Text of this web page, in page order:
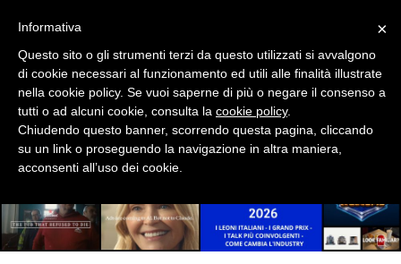
CINEMA
DIGITALE
EDITORIA
RADIO / AUDIO
×
Informativa
Questo sito o gli strumenti terzi da questo utilizzati si avvalgono
di cookie necessari al funzionamento ed utili alle finalità illustrate
nella cookie policy. Se vuoi saperne di più o negare il consenso a
tutti o ad alcuni cookie, consulta la cookie policy.
Chiudendo questo banner, scorrendo questa pagina, cliccando
su un link o proseguendo la navigazione in altra maniera,
acconsenti all’uso dei cookie.